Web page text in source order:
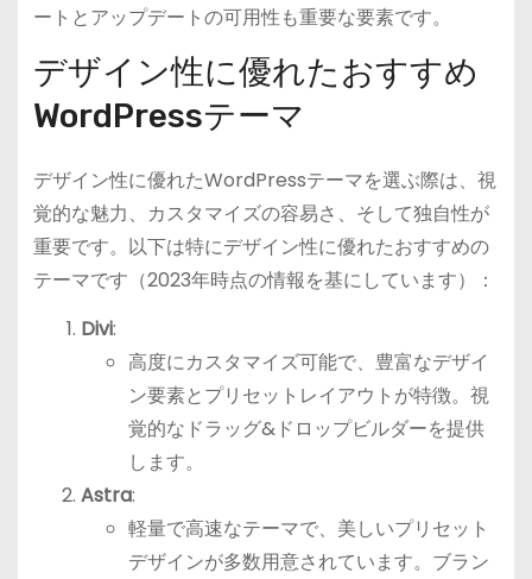
ートとアップデートの可用性も重要な要素です。
デザイン性に優れたおすすめ
WordPressテーマ
デザイン性に優れたWordPressテーマを選ぶ際は、視
覚的な魅力、カスタマイズの容易さ、そして独自性が
重要です。以下は特にデザイン性に優れたおすすめの
テーマです（2023年時点の情報を基にしています）：
Divi:
高度にカスタマイズ可能で、豊富なデザイ
ン要素とプリセットレイアウトが特徴。視
覚的なドラッグ&ドロップビルダーを提供
します。
Astra:
軽量で高速なテーマで、美しいプリセット
デザインが多数用意されています。ブラン